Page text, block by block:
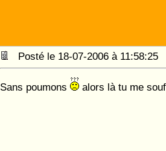
Posté le 18-07-2006 à
Sans poumons alors là tu me